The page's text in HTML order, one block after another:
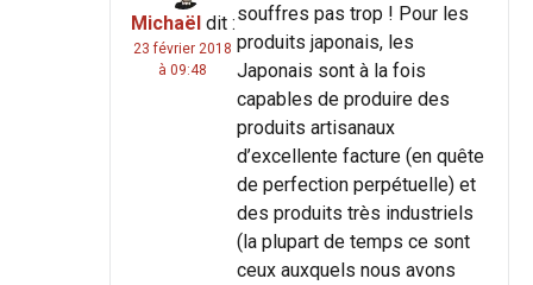
Michaël dit :
23 février 2018
à 09:48
souffres pas trop ! Pour les
produits japonais, les
Japonais sont à la fois
capables de produire des
produits artisanaux
d’excellente facture (en quête
de perfection perpétuelle) et
des produits très industriels
(la plupart de temps ce sont
ceux auxquels nous avons